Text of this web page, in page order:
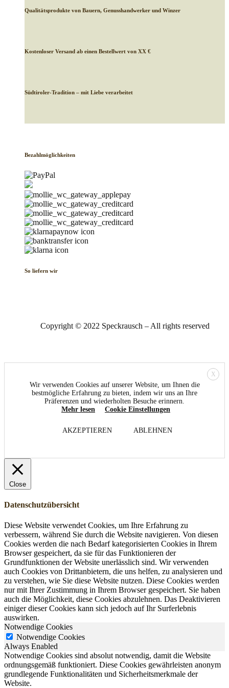
Qualitätsprodukte von Bauern, Genusshandwerker und Winzer
Kostenloser Versand ab einen Bestellwert von XX €
Südtiroler-Tradition – mit Liebe verarbeitet
Bezahlmöglichkeiten
So liefern wir
Copyright © 2022 Speckrausch – All rights reserved
X
Wir verwenden Cookies auf unserer Website, um Ihnen die
bestmögliche Erfahrung zu bieten, indem wir uns an Ihre
Präferenzen und wiederholten Besuche erinnern.
Mehr lesen
Cookie Einstellungen
AKZEPTIEREN ABLEHNEN
Close
Datenschutzübersicht
Diese Website verwendet Cookies, um Ihre Erfahrung zu
verbessern, während Sie durch die Website navigieren. Von diesen
Cookies werden die nach Bedarf kategorisierten Cookies in Ihrem
Browser gespeichert, da sie für das Funktionieren der
Grundfunktionen der Website unerlässlich sind. Wir verwenden
auch Cookies von Drittanbietern, die uns helfen, zu analysieren und
zu verstehen, wie Sie diese Website nutzen. Diese Cookies werden
nur mit Ihrer Zustimmung in Ihrem Browser gespeichert. Sie haben
auch die Möglichkeit, diese Cookies abzulehnen. Das Deaktivieren
einiger dieser Cookies kann sich jedoch auf Ihr Surferlebnis
auswirken.
Notwendige Cookies
Notwendige Cookies
Always Enabled
Notwendige Cookies sind absolut notwendig, damit die Website
ordnungsgemäß funktioniert. Diese Cookies gewährleisten anonym
grundlegende Funktionalitäten und Sicherheitsmerkmale der
Website.